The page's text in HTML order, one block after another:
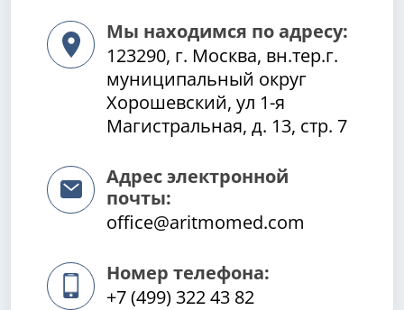
Мы находимся по адресу:
123290, г. Москва, вн.тер.г.
муниципальный округ
Хорошевский, ул 1-я
Магистральная, д. 13, стр. 7
Адрес электронной
почты:
office@aritmomed.com
Номер телефона:
+7 (499) 322 43 82